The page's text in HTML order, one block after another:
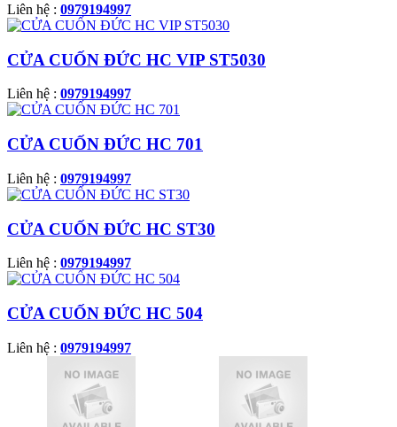
Liên hệ : 0979194997
CỬA CUỐN ĐỨC HC VIP ST5030
Liên hệ : 0979194997
CỬA CUỐN ĐỨC HC 701
Liên hệ : 0979194997
CỬA CUỐN ĐỨC HC ST30
Liên hệ : 0979194997
CỬA CUỐN ĐỨC HC 504
Liên hệ : 0979194997